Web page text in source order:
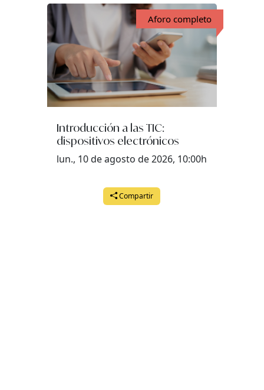
Aforo completo
Introducción a las TIC:
dispositivos electrónicos
lun., 10 de agosto de 2026, 10:00h
Compartir